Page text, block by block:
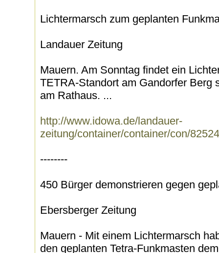
Lichtermarsch zum geplanten
Landauer Zeitung
Mauern. Am Sonntag findet ein
TETRA-Standort am Gandorfer Berg
am Rathaus. ...
http://www.idowa.de/landauer-
zeitung/container/container/con/
--------
450 Bürger demonstrieren gegen
Ebersberger Zeitung
Mauern - Mit einem Lichtermarsch
den geplanten Tetra-Funkmasten